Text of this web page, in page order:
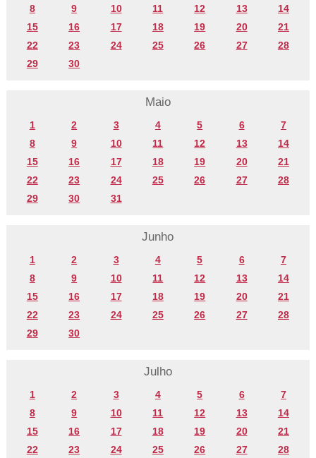
8
9 10 11 12 13
14
15
16 17 18 19 20
21
22
23 24 25 26 27
28
29
30
Maio
1 2 3 4 5 6
7
8
9 10 11 12 13
14
15
16 17 18 19 20
21
22
23 24 25 26 27
28
29
30 31
Junho
1 2 3 4 5 6
7
8
9 10 11 12 13
14
15
16 17 18 19 20
21
22
23 24 25 26 27
28
29
30
Julho
1 2 3 4 5 6
7
8
9 10 11 12 13
14
15
16 17 18 19 20
21
22
23 24 25 26 27 28